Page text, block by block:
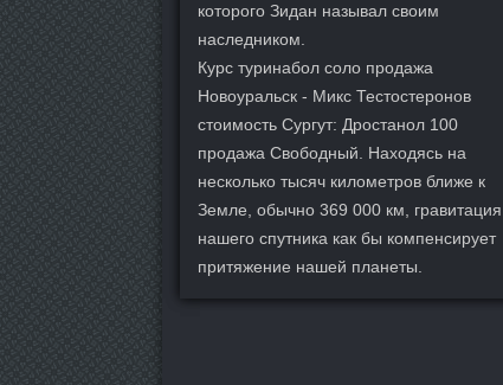
которого Зидан называл своим
наследником.
Курс туринабол соло продажа
Новоуральск - Микс Тестостеронов
стоимость Сургут: Дростанол 100
продажа Свободный. Находясь на
несколько тысяч километров ближе к
Земле, обычно 369 000 км, гравитация
нашего спутника как бы компенсирует
притяжение нашей планеты.